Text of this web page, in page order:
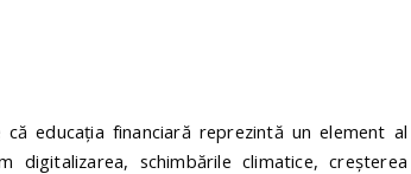
educația financiară reprezintă un element al
schimbările climatice, creșterea